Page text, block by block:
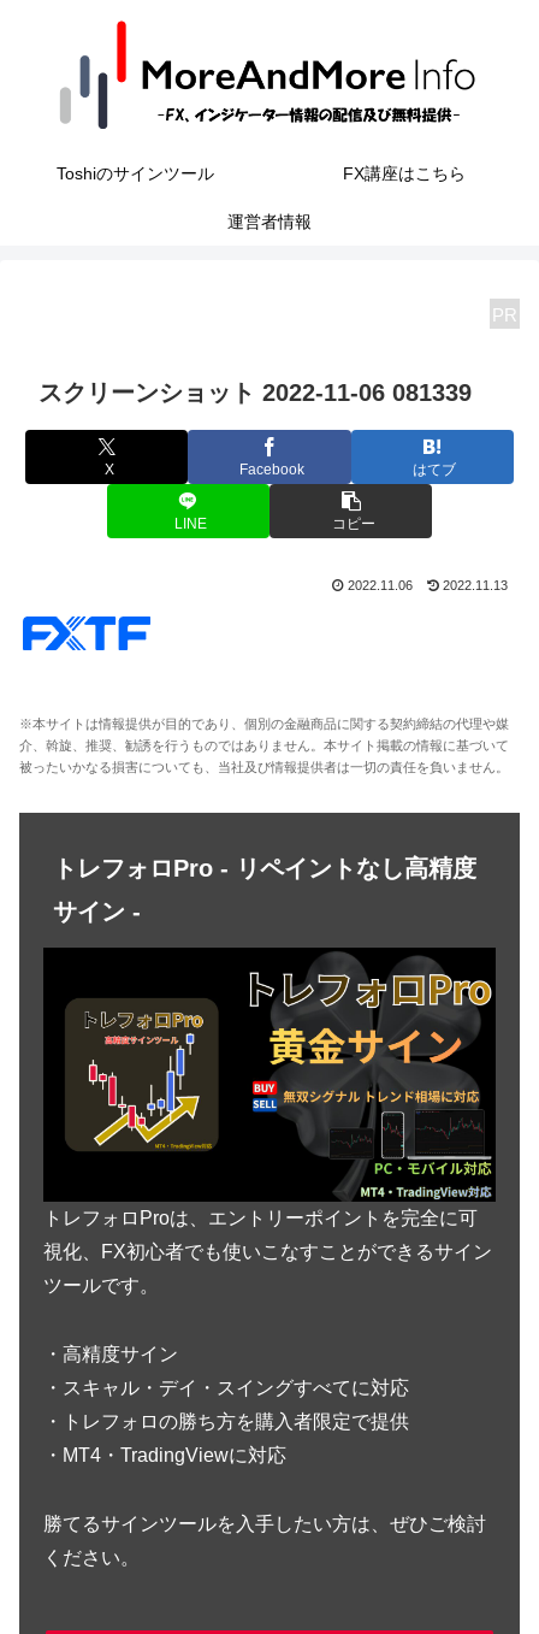
Toshiのサインツール FX講座はこちら
運営者情報
PR
スクリーンショット 2022-11-06 081339
X Facebook はてブ
LINE コピー
2022.11.06 2022.11.13
※本サイトは情報提供が目的であり、個別の金融商品に関する契約締結の代理や媒
介、斡旋、推奨、勧誘を行うものではありません。本サイト掲載の情報に基づいて
被ったいかなる損害についても、当社及び情報提供者は一切の責任を負いません。
トレフォロPro - リペイントなし高精度
サイン -
トレフォロProは、エントリーポイントを完全に可
視化、FX初心者でも使いこなすことができるサイン
ツールです。
・高精度サイン
・スキャル・デイ・スイングすべてに対応
・トレフォロの勝ち方を購入者限定で提供
・MT4・TradingViewに対応
勝てるサインツールを入手したい方は、ぜひご検討
ください。